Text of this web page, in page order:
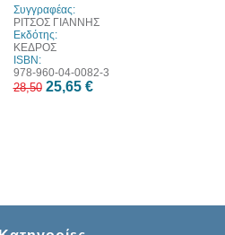
Συγγραφέας:
ΡΙΤΣΟΣ ΓΙΑΝΝΗΣ
Εκδότης:
ΚΕΔΡΟΣ
ISBN:
978-960-04-0082-3
28,50 25,65 €